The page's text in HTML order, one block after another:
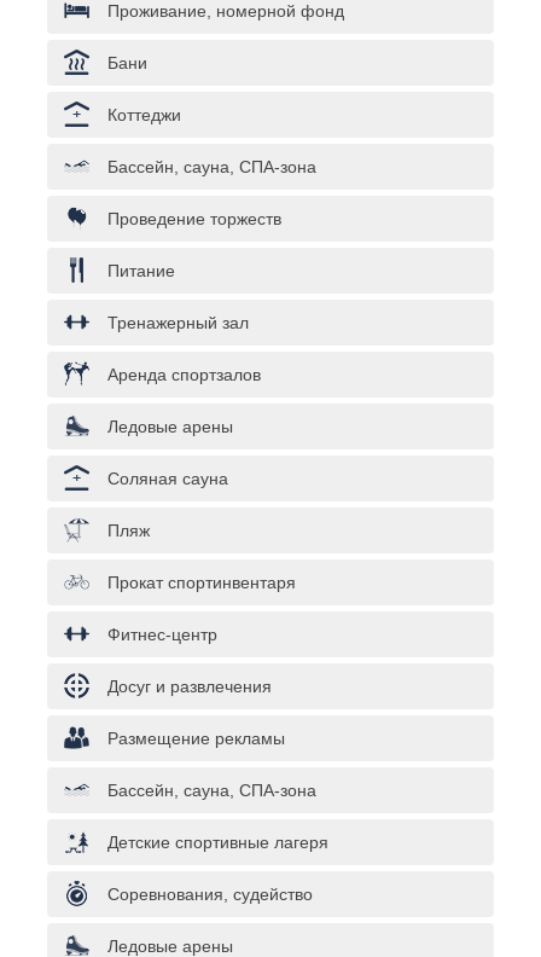
Проживание, номерной фонд
Бани
Коттеджи
Бассейн, сауна, СПА-зона
Проведение торжеств
Питание
Тренажерный зал
Аренда спортзалов
Ледовые арены
Соляная сауна
Пляж
Прокат спортинвентаря
Фитнес-центр
Досуг и развлечения
Размещение рекламы
Бассейн, сауна, СПА-зона
Детские спортивные лагеря
Соревнования, судейство
Ледовые арены